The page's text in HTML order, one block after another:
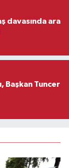
davasında ara
Başkan Tuncer